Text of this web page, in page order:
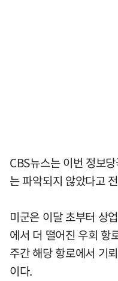
CBS뉴스는 이번 정보
는 파악되지 않았다고
미군은 이달 초부터 상
에서 더 떨어진 우회 항
주간 해당 항로에서 기
이다.